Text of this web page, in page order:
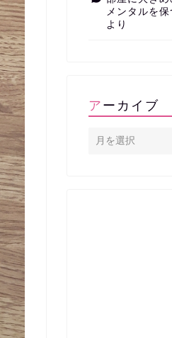
メンタルを
より
アーカイブ